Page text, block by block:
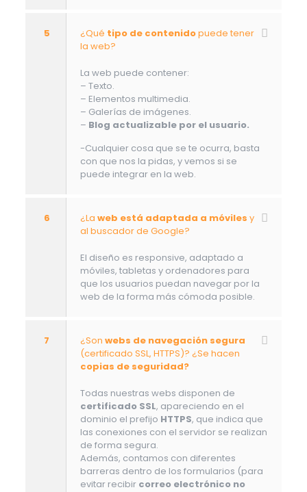
5 ¿Qué tipo de contenidopuede tener
la web?
La web puede contener:
– Texto.
– Elementos multimedia.
– Galerías de imágenes.
– Blog actualizable por el usuario.
-Cualquier cosa que se te ocurra, basta
con que nos la pidas, y vemos si se
puede integrar en la web.
6 ¿La web está adaptada a móviles y
al buscador de Google?
El diseño es responsive, adaptado a
móviles, tabletas y ordenadores para
que los usuarios puedan navegar por la
web de la forma más cómoda posible.
7 ¿Son webs de navegación segura
(certificado SSL, HTTPS)? ¿Se hacen
copias de seguridad?
Todas nuestras webs disponen de
certificado SSL, apareciendo en el
dominio el prefijo HTTPS, que indica que
las conexiones con el servidor se realizan
de forma segura.
Además, contamos con diferentes
barreras dentro de los formularios (para
evitar recibir correo electrónico no